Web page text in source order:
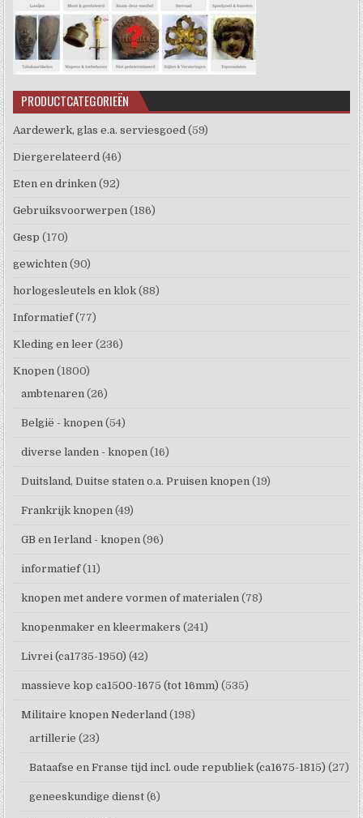
PRODUCTCATEGORIEËN
Aardewerk, glas e.a. serviesgoed (59)
Diergerelateerd (46)
Eten en drinken (92)
Gebruiksvoorwerpen (186)
Gesp (170)
gewichten (90)
horlogesleutels en klok (88)
Informatief (77)
Kleding en leer (236)
Knopen (1800)
ambtenaren (26)
België - knopen (54)
diverse landen - knopen (16)
Duitsland, Duitse staten o.a. Pruisen knopen (19)
Frankrijk knopen (49)
GB en Ierland - knopen (96)
informatief (11)
knopen met andere vormen of materialen (78)
knopenmaker en kleermakers (241)
Livrei (ca1735-1950) (42)
massieve kop ca1500-1675 (tot 16mm) (535)
Militaire knopen Nederland (198)
artillerie (23)
Bataafse en Franse tijd incl. oude republiek (ca1675-1815) (27)
geneeskundige dienst (6)